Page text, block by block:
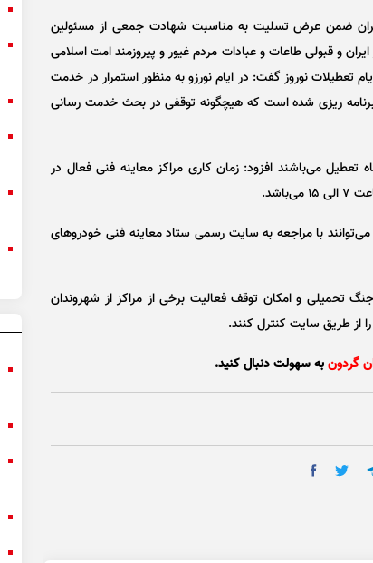
ضمن عرض تسلیت به مناسبت شهادت جمعی از مسئولین
و قبولی طاعات و عبادات مردم غیور و پیروزمند امت اسلامی
تعطیلات نوروز گفت: در ایام نورزو به منظور استمرار در خدمت
برنامه ریزی شده است که هیچگونه توقفی در بحث خدمت رسانی
تعطیل می‌باشند افزود: زمان کاری مراکز معاینه فنی فعال در
با مراجعه به سایت رسمی ستاد معاینه فنی خودرو‌های
تحمیلی و امکان توقف فعالیت برخی از مراکز از شهروندان
از طریق سایت کنترل کنند.
گردونبه سهولت دنبال کنید.